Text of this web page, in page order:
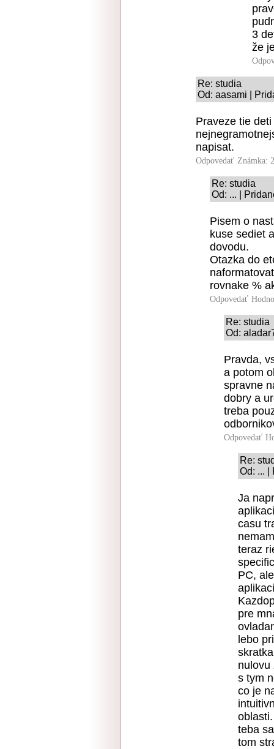
3
že
Re: studia
Od: aasami |
Praveze tie
napisat.
Odpovedať Známka:
Re: studia
Od: ... |
Pisem o
kuse sediet
dovodu.
Otazka do
rovnake %
Odpovedať
Re: studia
Od:
Pravda,
a potom
spravne
dobry a
treba
Odpovedať
Re:
Od: ... |
Ja
casu
teraz
PC,
pre
lebo
nulovu
s tym
co je
teba
tom